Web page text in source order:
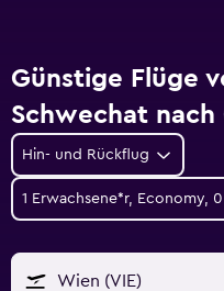
Günstige Flüge
Schwechat nach
Hin- und Rückflug
1 Erwachsene*r, Economy,
Wien (VIE)